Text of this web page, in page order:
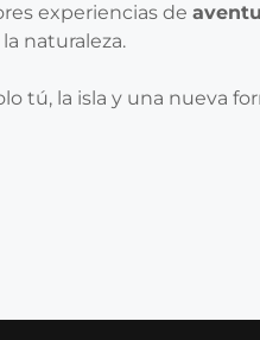
experiencias de
naturaleza.
tú, la isla y una nueva